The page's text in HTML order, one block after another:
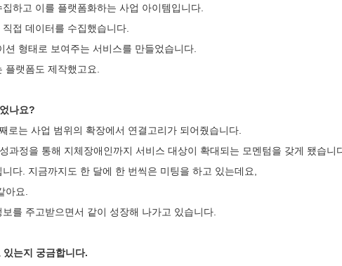
하고 이를 플랫폼화하는 사업 아이템입니다.
접 데이터를 수집했습니다.
형태로 보여주는 서비스를 만들었습니다.
랫폼도 제작했고요.
나요?
는 사업 범위의 확장에서 연결고리가 되어줬습니다.
과정을 통해 지체장애인까지 서비스 대상이 확대되는 모멘텀을 갖게 됐습니
다. 지금까지도 한 달에 한 번씩은 미팅을 하고 있는데요,
아요.
를 주고받으면서 같이 성장해 나가고 있습니다.
는지 궁금합니다.